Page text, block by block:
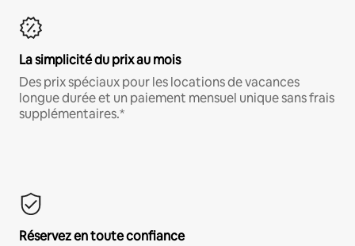
La simplicité du prix au mois
Des prix spéciaux pour les locations de vacances
longue durée et un paiement mensuel unique sans frais
supplémentaires.*
Réservez en toute confiance